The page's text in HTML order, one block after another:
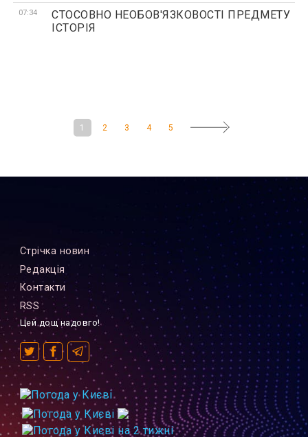
07:34
СТОСОВНО НЕОБОВ'ЯЗКОВОСТІ ПРЕДМЕТУ
ІСТОРІЯ
1 2 3 4 5
Стрiчка новин
Редакцiя
Контакти
RSS
Цей дощ надовго!